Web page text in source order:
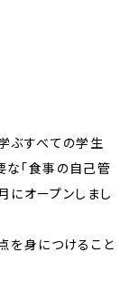
ぶすべての学生
「食事の自己管
にオープンしまし
を身につけること